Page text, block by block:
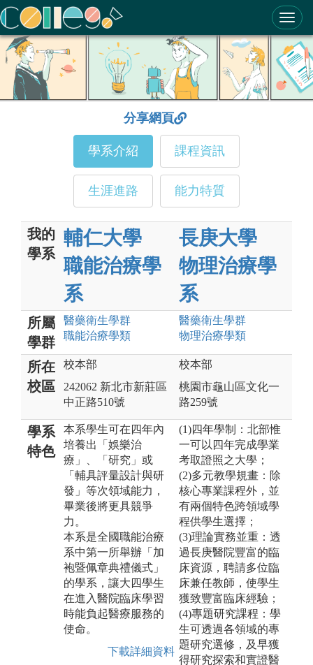
ColleGo! 大學選才與高中育才輔助系統
分享網頁
學系介紹 課程資訊
生涯進路 能力特質
我的
學系
輔仁大學
職能治療學
系
長庚大學
物理治療學
系
所屬
學群
醫藥衛生學群
職能治療學類
醫藥衛生學群
物理治療學類
所在
校區
校本部
242062 新北市新莊區
中正路510號
校本部
桃園市龜山區文化一
路259號
學系
特色
本系學生可在四年內
培養出「娛樂治
療」、「研究」或
「輔具評量設計與研
發」等次領域能力，
畢業後將更具競爭
力。
本系是全國職能治療
系中第一所舉辦「加
袍暨佩章典禮儀式」
的學系，讓大四學生
在進入醫院臨床學習
時能負起醫療服務的
使命。
下載詳細資料
(1)四年學制：北部惟
一可以四年完成學業
考取證照之大學；
(2)多元教學規畫：除
核心專業課程外，並
有兩個特色跨領域學
程供學生選擇；
(3)理論實務並重：透
過長庚醫院豐富的臨
床資源，聘請多位臨
床兼任教師，使學生
獲致豐富臨床經驗；
(4)專題研究課程：學
生可透過各領域的專
題研究選修，及早獲
得研究探索和實證醫